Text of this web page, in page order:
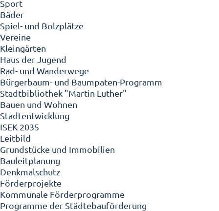
Sport
Bäder
Spiel- und Bolzplätze
Vereine
Kleingärten
Haus der Jugend
Rad- und Wanderwege
Bürgerbaum- und Baumpaten-Programm
Stadtbibliothek "Martin Luther"
Bauen und Wohnen
Stadtentwicklung
ISEK 2035
Leitbild
Grundstücke und Immobilien
Bauleitplanung
Denkmalschutz
Förderprojekte
Kommunale Förderprogramme
Programme der Städtebauförderung